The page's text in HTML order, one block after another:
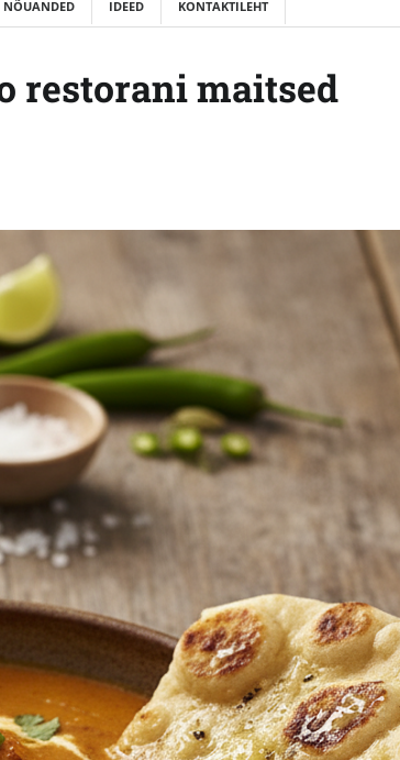
NÕUANDED IDEED KONTAKTILEHT
restorani maitsed